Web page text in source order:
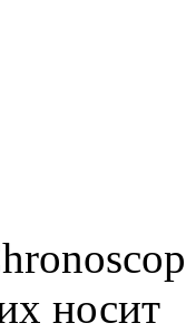
носит